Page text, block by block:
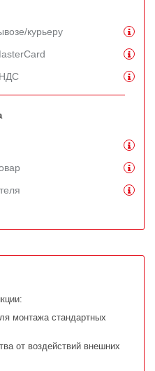
курьеру
НДС
монтажа стандартных
от воздействий внешних